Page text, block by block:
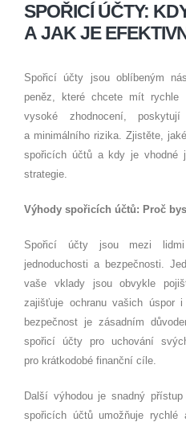
SPOŘICÍ ÚČTY:
A JAK JE
Spořicí účty jsou oblíbeným
peněz, které chcete mít
vysoké zhodnocení,
a minimálního rizika. Zjistěte,
spořicích účtů a kdy je vhodné
strategie.
Výhody spořicích účtů: Proč
Spořicí účty jsou mezi
jednoduchosti a bezpečnosti.
vaše vklady jsou obvykle
zajišťuje ochranu vašich úspor
bezpečnost je zásadním
spořicí účty pro uchování
pro krátkodobé finanční cíle.
Další výhodou je snadný
spořicích účtů umožňuje rychlé